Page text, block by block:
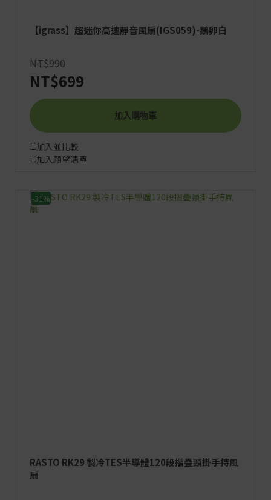
【igrass】超迷你高速靜音風扇(IGS059)-鵝卵白
NT$990
NT$699
加入購物車
加入並比較
加入願望清單
-31%
RASTO RK29 製冷TES半導體120段摺疊頸掛手持風
扇